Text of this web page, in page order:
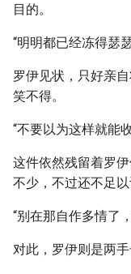
目的。
“明明都已经冻得瑟
罗伊见状，只好亲
笑不得。
“不要以为这样就能
这件依然残留着罗
不少，不过还不足
“别在那自作多情了
对此，罗伊则是两